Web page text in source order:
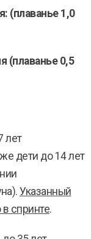
(плаванье 1,0
(плаванье 0,5
лет
дети до 14 лет
Указанный
спринте.